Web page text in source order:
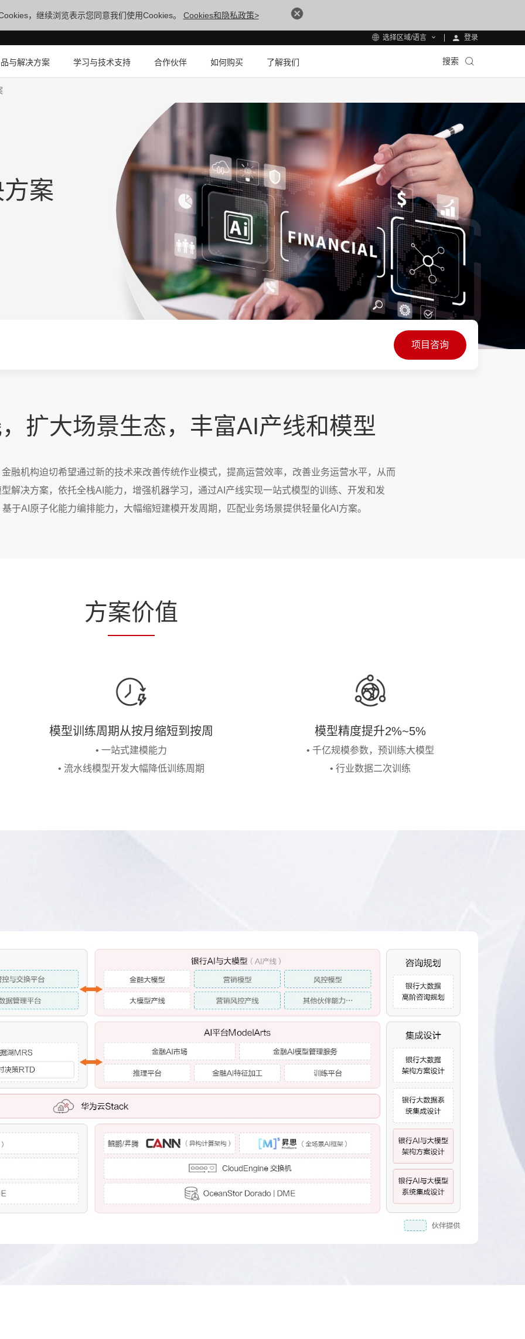
，继续浏览表示您同意我们使用Cookies。 Cookies和隐私政策>
选择区域/语言 登录
与解决方案 学习与技术支持 合作伙伴 如何购买 了解我们 搜索
案
项目咨询
扩大场景生态，丰富AI产线和模型
融机构迫切希望通过新的技术来改善传统作业模式，提高运营效率，改善业务运营水平，从而
解决方案，依托全栈AI能力，增强机器学习，通过AI产线实现一站式模型的训练、开发和发
于AI原子化能力编排能力，大幅缩短建模开发周期，匹配业务场景提供轻量化AI方案。
方案价值
模型训练周期从按月缩短到按周
• 一站式建模能力
• 流水线模型开发大幅降低训练周期
模型精度提升2%~5%
• 千亿规模参数，预训练大模型
• 行业数据二次训练